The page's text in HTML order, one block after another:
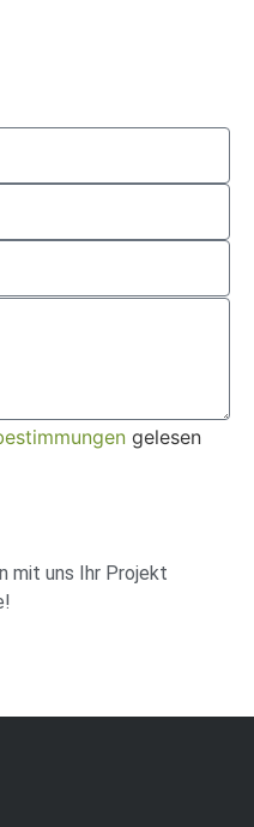
gelesen
mit uns Ihr Projekt